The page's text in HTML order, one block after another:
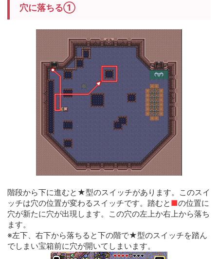
穴に落ちる①
階段から下に進むと★型のスイッチがあります。このスイ
ッチは穴の位置が変わるスイッチです。踏むと ■の位置に
穴が新たに穴が出現します。この穴の左上か右上から落ち
ます。
※左下、右下から落ちると下の階で★型のスイッチを踏ん
でしまい宝箱前に穴が開いてしまいます。